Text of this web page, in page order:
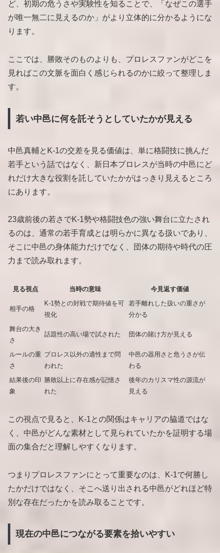
ど、初期の危うさや実験性を知ることで、「なぜこの選手
が唯一無二に見えるのか」がより立体的に分かるようにな
ります。
ここでは、勝敗そのものよりも、プロレスファンがどこを
見ればこの文脈を面白く感じられるのかに絞って整理しま
す。
若い中邑に何を託そうとしていたかが見える
中邑真輔とK-1の交差を見る価値は、単に格闘技に挑んだ
若手という話ではなく、新日本プロレスが当時の中邑にど
れだけ大きな役割を託していたかがはっきり見えるところ
にあります。
23歳前後の若さでK-1勢や格闘技色の強い舞台に立たされ
るのは、通常の若手育成とは明らかに異なる扱いであり、
そこに中邑の身体能力だけでなく、団体の期待や時代の圧
力まで読み取れます。
見る視点 当時の意味 今見返す価値
相手の格
K-1勢との対戦で期待値を可
視化
若手離れした扱いの重さが
分かる
舞台の大き
さ
話題性の高い場で試された 団体の賭け方が見える
ルールの重
さ
プロレス以外の適性まで問
われた
中邑の器用さと危うさが伝
わる
結果後の印
象
勝敗以上に存在感が記憶さ
れた
後年のカリスマ性の源流が
見える
この視点で見ると、K-1との関係はキャリアの脇道ではな
く、中邑がどんな素材として見られていたかを証明する場
面の集合だと理解しやすくなります。
つまりプロレスファンにとって重要なのは、K-1で何勝し
たかだけではなく、そこへ送り出される中邑がどれほど特
別な存在だったかを読み取ることです。
現在の中邑につながる要素を拾いやすい